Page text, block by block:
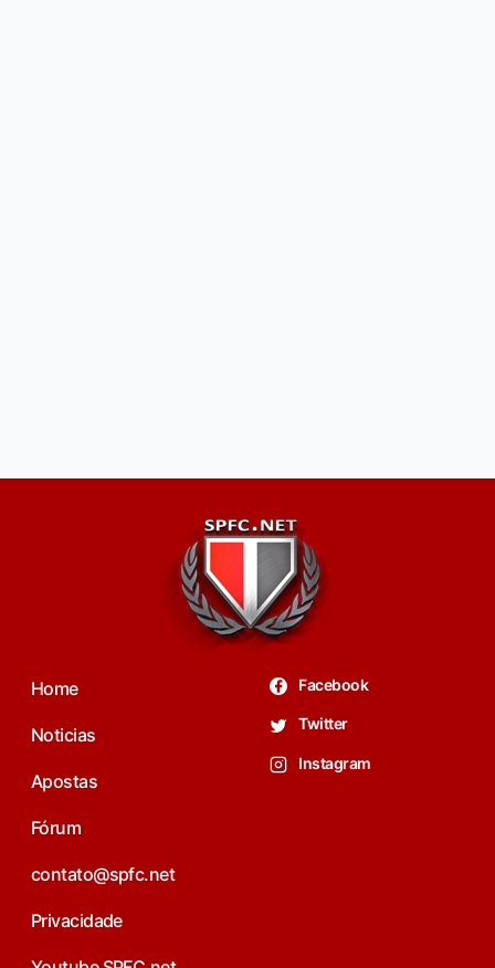
Home
Noticias
Apostas
Fórum
contato@spfc.net
Privacidade
Facebook
Twitter
Instagram